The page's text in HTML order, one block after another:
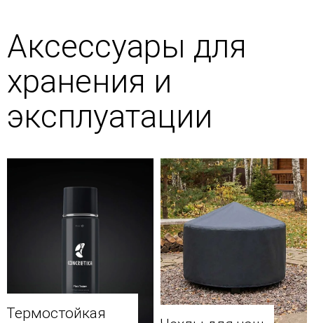
Аксессуары для
хранения и
эксплуатации
Термостойкая